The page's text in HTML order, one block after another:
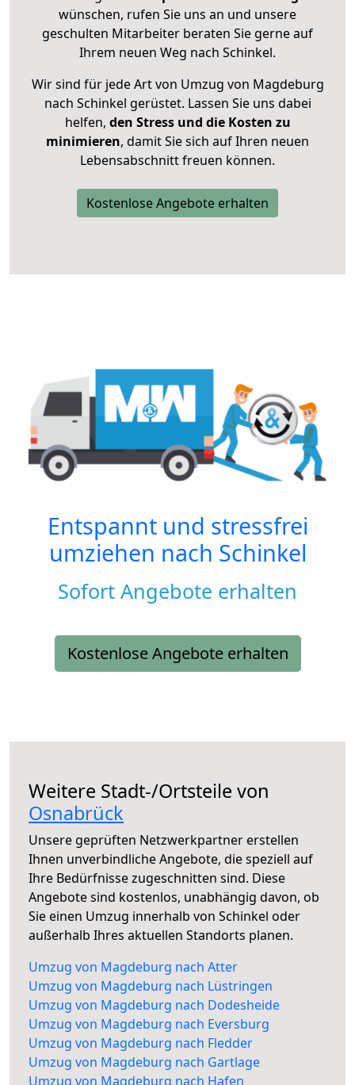
wünschen, rufen Sie uns an und unsere
geschulten Mitarbeiter beraten Sie gerne auf
Ihrem neuen Weg nach Schinkel.
Wir sind für jede Art von Umzug von Magdeburg
nach Schinkel gerüstet. Lassen Sie uns dabei
helfen, den Stress und die Kosten zu
minimieren, damit Sie sich auf Ihren neuen
Lebensabschnitt freuen können.
Kostenlose Angebote erhalten
Entspannt und stressfrei
umziehen nach Schinkel
Sofort Angebote erhalten
Kostenlose Angebote erhalten
Weitere Stadt-/Ortsteile von
Osnabrück
Unsere geprüften Netzwerkpartner erstellen
Ihnen unverbindliche Angebote, die speziell auf
Ihre Bedürfnisse zugeschnitten sind. Diese
Angebote sind kostenlos, unabhängig davon, ob
Sie einen Umzug innerhalb von Schinkel oder
außerhalb Ihres aktuellen Standorts planen.
Umzug von Magdeburg nach Atter
Umzug von Magdeburg nach Lüstringen
Umzug von Magdeburg nach Dodesheide
Umzug von Magdeburg nach Eversburg
Umzug von Magdeburg nach Fledder
Umzug von Magdeburg nach Gartlage
Umzug von Magdeburg nach Hafen